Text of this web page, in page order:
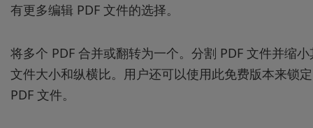
有更多编辑 PDF 文件的选择。
将多个 PDF 合并或翻转为一个。分割 PDF 文件并缩小
文件大小和纵横比。用户还可以使用此免费版本来锁定
PDF 文件。